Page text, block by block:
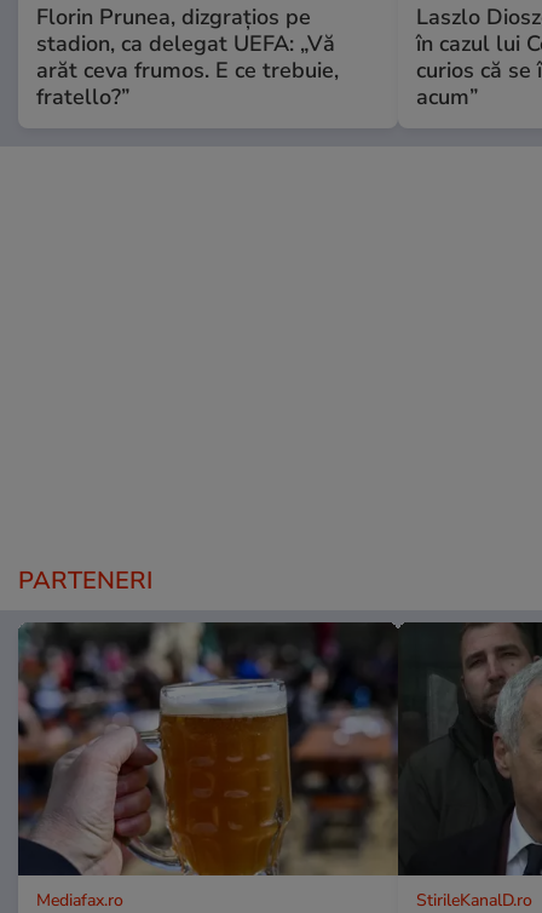
Florin Prunea, dizgrațios pe
stadion, ca delegat UEFA: „Vă
arăt ceva frumos. E ce trebuie,
fratello?”
Laszlo
în cazul lui
curios că
acum”
PARTENERI
Mediafax.ro StirileKanalD.ro